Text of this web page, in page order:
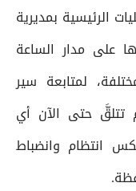
الرئيسية بمديرية
على مدار الساعة
لمتابعة سير
تتلقَّ حتى الآن أي
انتظام وانضباط